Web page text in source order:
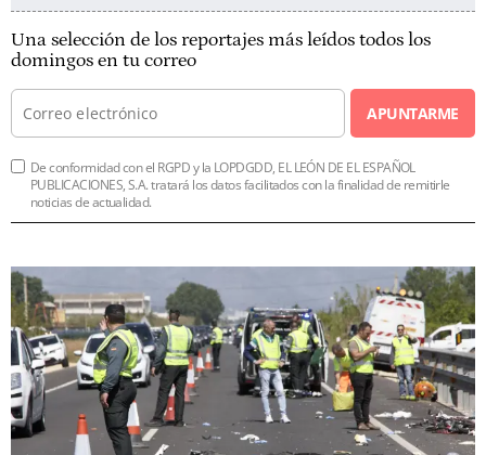
Una selección de los reportajes más leídos todos los
domingos en tu correo
APUNTARME
De conformidad con el RGPD y la LOPDGDD, EL LEÓN DE EL ESPAÑOL
PUBLICACIONES, S.A. tratará los datos facilitados con la finalidad de remitirle
noticias de actualidad.